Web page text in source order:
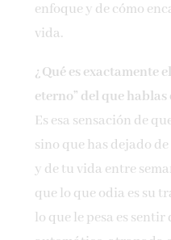
enfoque y de cómo
vida.
¿Qué es exactamente
eterno” del que
Es esa sensación de
sino que has dejado
y de tu vida entre
que lo que odia es su
lo que le pesa es